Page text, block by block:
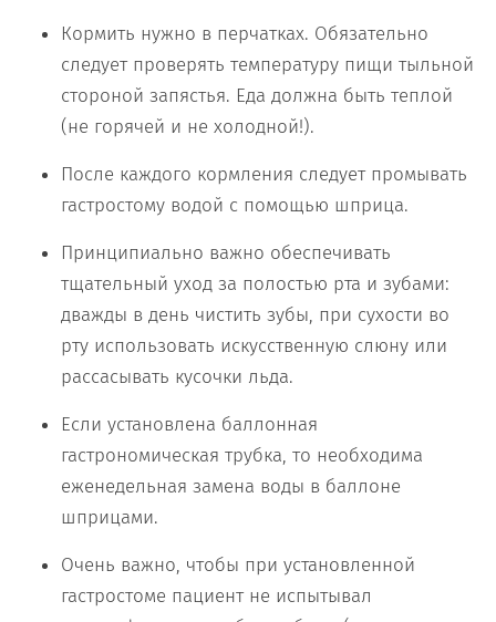
Кормить нужно в перчатках. Обязательно
следует проверять температуру пищи тыльной
стороной запястья. Еда должна быть теплой
(не горячей и не холодной!).
После каждого кормления следует промывать
гастростому водой с помощью шприца.
Принципиально важно обеспечивать
тщательный уход за полостью рта и зубами:
дважды в день чистить зубы, при сухости во
рту использовать искусственную слюну или
рассасывать кусочки льда.
Если установлена баллонная
гастрономическая трубка, то необходима
еженедельная замена воды в баллоне
шприцами.
Очень важно, чтобы при установленной
гастростоме пациент не испытывал